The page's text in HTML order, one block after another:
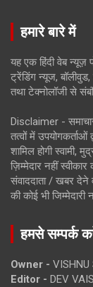
हमारे बारे में
यह एक हिंदी वेब न्यूज़
ट्रेंडिंग न्यूज,
तथा टेक्नोलॉजी से
Disclaimer -
तत्वों में उपयोगकर्ताओं
शामिल होगी स्वामी,
ज़िम्मेदार नहीं
संवाददाता / खबर देने
की कोई भी जिम्मेदारी
हमसे सम्पर्क
Owner - VISHNU
Editor - DEV